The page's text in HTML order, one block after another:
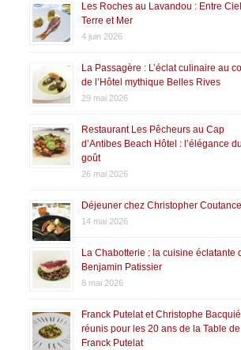
Les Roches au Lavandou : Entre
Terre et Mer
4 juin 2026
La Passagère : L’éclat culinaire au
de l’Hôtel mythique Belles Rives
29 mai 2026
Restaurant Les Pêcheurs au Cap
d’Antibes Beach Hôtel : l’élégance du
goût
26 mai 2026
Déjeuner chez Christopher
14 mai 2026
La Chabotterie : la cuisine éclatante
Benjamin Patissier
8 mai 2026
Franck Putelat et Christophe Bacquié
réunis pour les 20 ans de la Table de
Franck Putelat